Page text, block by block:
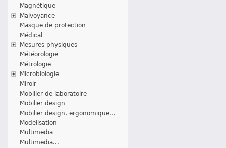
Magnétique
Malvoyance
Masque de protection
Médical
Mesures physiques
Météorologie
Métrologie
Microbiologie
Miroir
Mobilier de laboratoire
Mobilier design
Mobilier design, ergonomique...
Modelisation
Multimedia
Multimedia...